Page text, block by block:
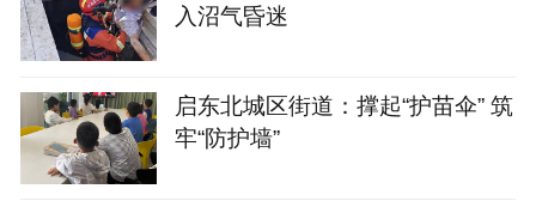
入沼气昏迷
启东北城区街道：撑起“护苗伞” 筑
牢“防护墙”